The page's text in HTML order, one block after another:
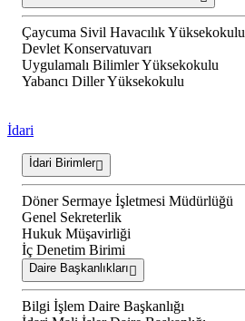
Çaycuma Sivil Havacılık Yüksekokulu
Devlet Konservatuvarı
Uygulamalı Bilimler Yüksekokulu
Yabancı Diller Yüksekokulu
İdari
İdari Birimler
Döner Sermaye İşletmesi Müdürlüğü
Genel Sekreterlik
Hukuk Müşavirliği
İç Denetim Birimi
Daire Başkanlıkları
Bilgi İşlem Daire Başkanlığı